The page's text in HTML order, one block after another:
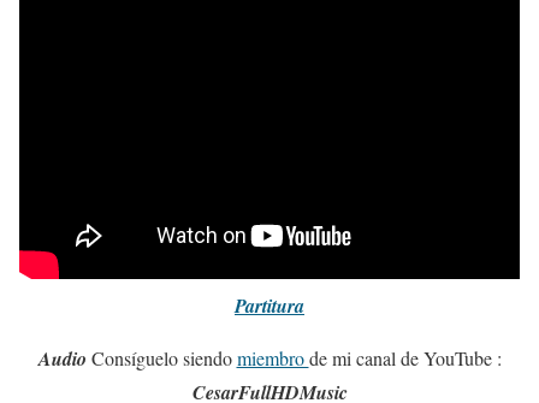
Partitura
Audio Consíguelo siendomiembrode mi canal de YouTube :
CesarFullHDMusic